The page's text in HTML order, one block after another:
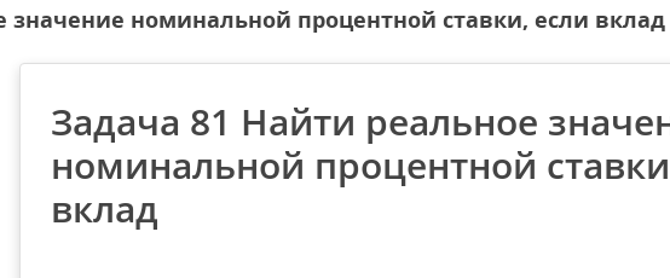
значение номинальной процентной ставки, если вклад
Задача 81 Найти реальное
номинальной процентной
вклад